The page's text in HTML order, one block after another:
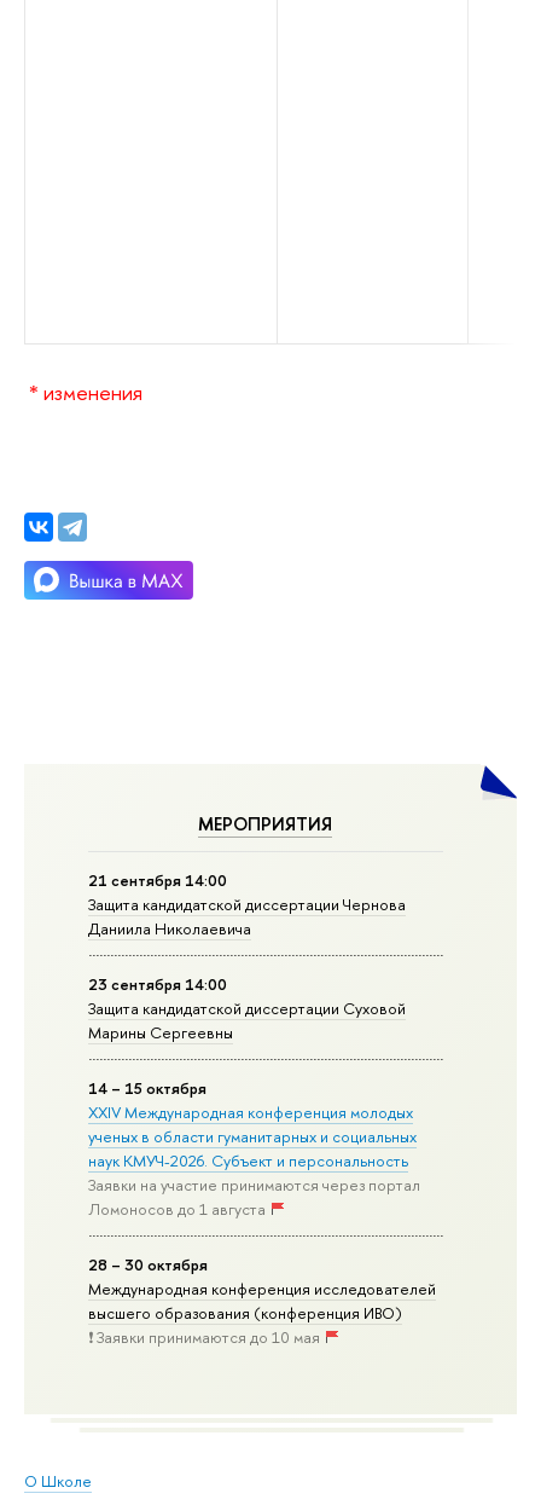
МЕРОПРИЯТИЯ
21 сентября 14:00
Защита кандидатской диссертации Чернова
Даниила Николаевича
23 сентября 14:00
Защита кандидатской диссертации Суховой
Марины Сергеевны
14 – 15 октября
XXIV Международная конференция молодых
ученых в области гуманитарных и социальных
наук КМУЧ-2026. Субъект и персональность
Заявки на участие принимаются через портал
Ломоносов до 1 августа
28 – 30 октября
Международная конференция исследователей
высшего образования (конференция ИВО)
❗️ Заявки принимаются до 10 мая
О Школе
* изменения